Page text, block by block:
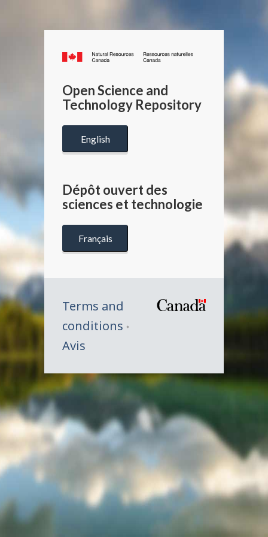
Canada.ca
/
Canada
Open Science and
Technology Repository
English
Dépôt ouvert des
sciences et technologie
Français
Terms and
conditions
Avis
Symbole
du